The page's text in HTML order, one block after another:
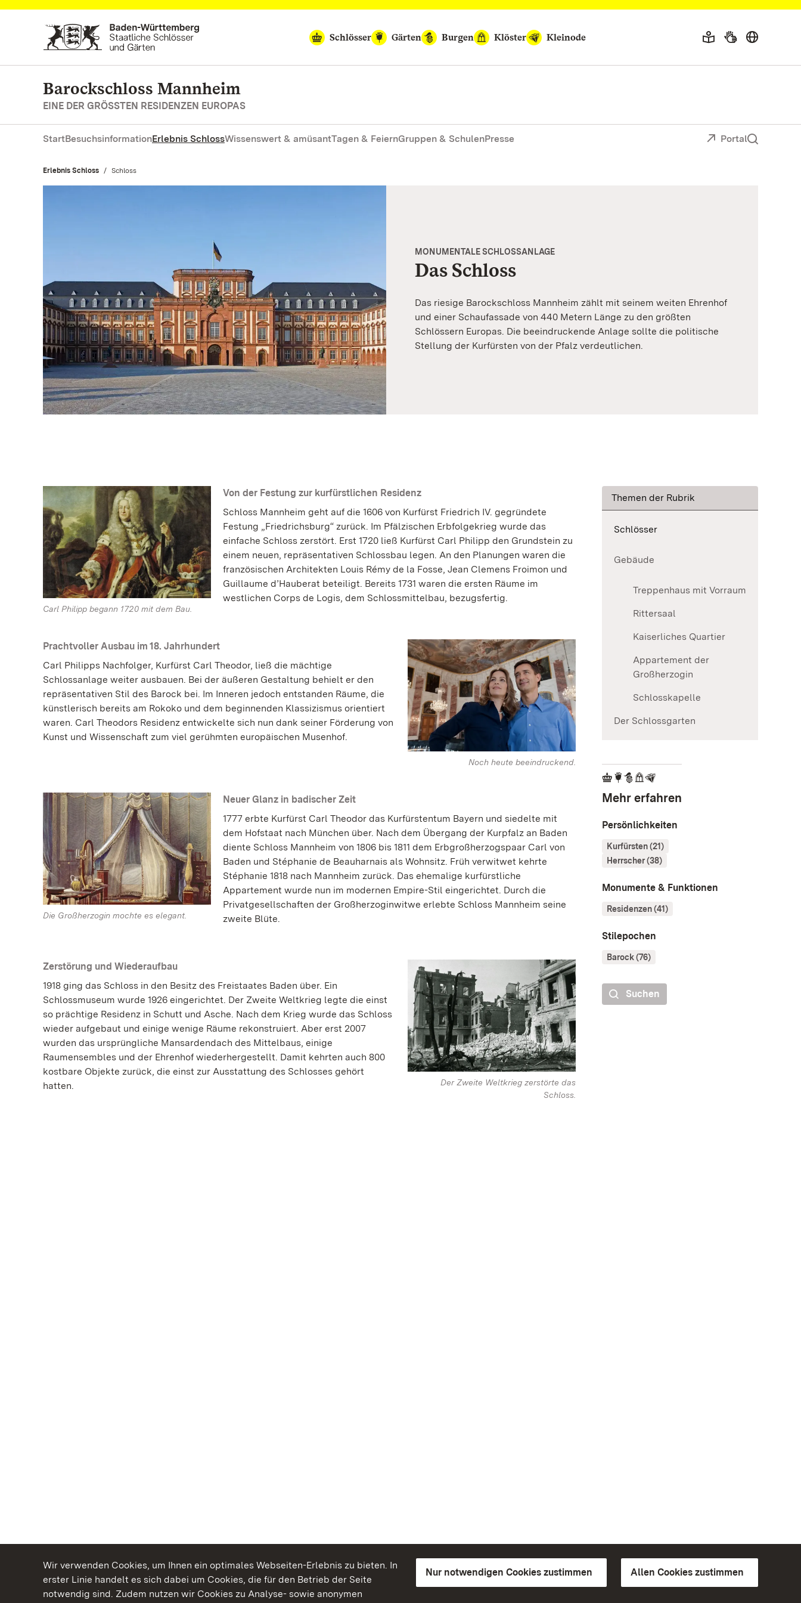
Wir verwenden Cookies, um Ihnen ein optimales Webseiten-Erlebnis zu bieten. In
erster Linie handelt es sich dabei um Cookies, die für den Betrieb der Seite
notwendig sind. Zudem nutzen wir Cookies zu Analyse- sowie anonymen
Nur notwendigen Cookies zustimmen Allen Cookies zustimmen
Zum Hauptinhalt springen
Schlösser
Gärten Burgen Klöster Kleinode
Barockschloss Mannheim
EINE DER GRÖSSTEN RESIDENZEN EUROPAS
StartBesuchsinformationErlebnis SchlossWissenswert & amüsantTagen & FeiernGruppen & SchulenPresse Portal
Erlebnis Schloss Aktuell:
Schloss
MONUMENTALE SCHLOSSANLAGE
Das Schloss
Das riesige Barockschloss Mannheim zählt mit seinem weiten Ehrenhof
und einer Schaufassade von 440 Metern Länge zu den größten
Schlössern Europas. Die beeindruckende Anlage sollte die politische
Stellung der Kurfürsten von der Pfalz verdeutlichen.
Carl Philipp begann 1720 mit dem Bau.
Von der Festung zur kurfürstlichen Residenz
Schloss Mannheim geht auf die 1606 von Kurfürst Friedrich IV. gegründete
Festung „Friedrichsburg“ zurück. Im Pfälzischen Erbfolgekrieg wurde das
einfache Schloss zerstört. Erst 1720 ließ Kurfürst Carl Philipp den Grundstein zu
einem neuen, repräsentativen Schlossbau legen. An den Planungen waren die
französischen Architekten Louis Rémy de la Fosse, Jean Clemens Froimon und
Guillaume d’Hauberat beteiligt. Bereits 1731 waren die ersten Räume im
westlichen Corps de Logis, dem Schlossmittelbau, bezugsfertig.
Noch heute beeindruckend.
Prachtvoller Ausbau im 18. Jahrhundert
Carl Philipps Nachfolger, Kurfürst Carl Theodor, ließ die mächtige
Schlossanlage weiter ausbauen. Bei der äußeren Gestaltung behielt er den
repräsentativen Stil des Barock bei. Im Inneren jedoch entstanden Räume, die
künstlerisch bereits am Rokoko und dem beginnenden Klassizismus orientiert
waren. Carl Theodors Residenz entwickelte sich nun dank seiner Förderung von
Kunst und Wissenschaft zum viel gerühmten europäischen Musenhof.
Die Großherzogin mochte es elegant.
Neuer Glanz in badischer Zeit
1777 erbte Kurfürst Carl Theodor das Kurfürstentum Bayern und siedelte mit
dem Hofstaat nach München über. Nach dem Übergang der Kurpfalz an Baden
diente Schloss Mannheim von 1806 bis 1811 dem Erbgroßherzogspaar Carl von
Baden und Stéphanie de Beauharnais als Wohnsitz. Früh verwitwet kehrte
Stéphanie 1818 nach Mannheim zurück. Das ehemalige kurfürstliche
Appartement wurde nun im modernen Empire-Stil eingerichtet. Durch die
Privatgesellschaften der Großherzoginwitwe erlebte Schloss Mannheim seine
zweite Blüte.
Der Zweite Weltkrieg zerstörte das
Schloss.
Zerstörung und Wiederaufbau
1918 ging das Schloss in den Besitz des Freistaates Baden über. Ein
Schlossmuseum wurde 1926 eingerichtet. Der Zweite Weltkrieg legte die einst
so prächtige Residenz in Schutt und Asche. Nach dem Krieg wurde das Schloss
wieder aufgebaut und einige wenige Räume rekonstruiert. Aber erst 2007
wurden das ursprüngliche Mansardendach des Mittelbaus, einige
Raumensembles und der Ehrenhof wiederhergestellt. Damit kehrten auch 800
kostbare Objekte zurück, die einst zur Ausstattung des Schlosses gehört
hatten.
Themen der Rubrik
Schlösser
Gebäude
Treppenhaus mit Vorraum
Rittersaal
Kaiserliches Quartier
Appartement der
Großherzogin
Schlosskapelle
Der Schlossgarten
Mehr erfahren
Persönlichkeiten
Kurfürsten (21)
Herrscher (38)
Monumente & Funktionen
Residenzen (41)
Stilepochen
Barock (76)
Suchen